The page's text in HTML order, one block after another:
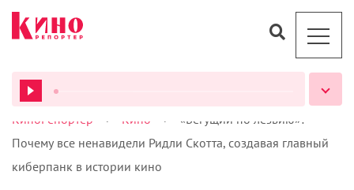
ВСЕ ПОДКАСТЫ
КиноРепортер > Кино >
«Бегущий по лезвию»:
Почему все ненавидели Ридли Скотта, создавая главный
киберпанк в истории кино